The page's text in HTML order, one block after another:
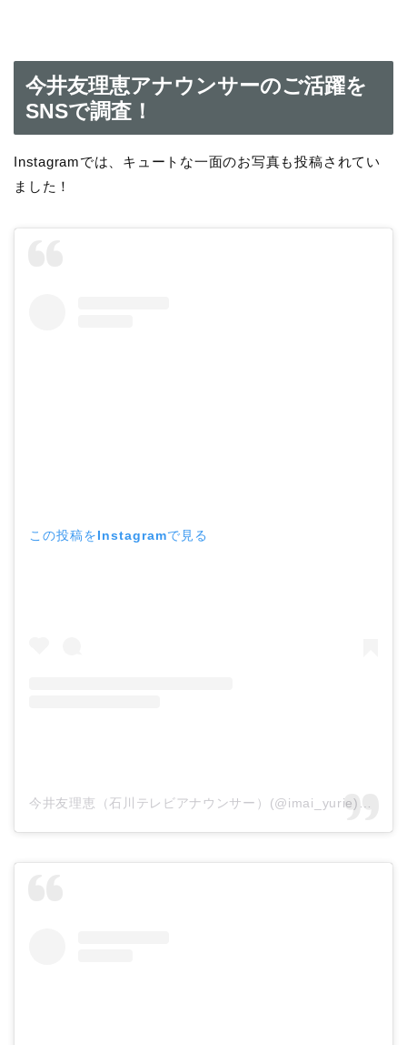
今井友理恵アナウンサーのご活躍を
SNSで調査！
Instagramでは、キュートな一面のお写真も投稿されてい
ました！
この投稿をInstagramで見る
今井友理恵（石川テレビアナウンサー）(@imai_yurie)がシェアした投稿